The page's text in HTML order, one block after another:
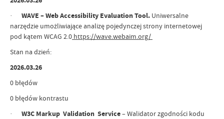
· WAVE – Web Accessibility Evaluation Tool. Uniwersalne
narzędzie umożliwiające analizę pojedynczej strony internetowej
pod kątem WCAG 2.0 https://wave.webaim.org/
Stan na dzień:
2026.03.26
0 błędów
0 błędów kontrastu
·
W3C Markup Validation Service– Walidator zgodności kodu